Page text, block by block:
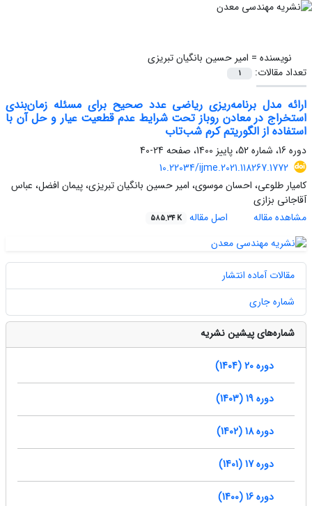
نویسنده = امیر حسین بانگیان تبریزی
تعداد مقالات:
1
ارائه مدل برنامه‌ریزی ریاضی عدد صحیح برای مسئله زمان‌بندی
استخراج در معادن روباز تحت شرایط عدم قطعیت عیار و حل آن با
استفاده از الگوریتم کرم شب‌تاب
دوره 16، شماره 52، پاییز 1400، صفحه
24-40
10.22034/ijme.2021.118267.1772
کامیار طلوعی، احسان موسوی، امیر حسین بانگیان تبریزی، پیمان افضل، عباس
آقاجانی بزازی
مشاهده مقاله
اصل مقاله 585.34 K
مقالات آماده انتشار
شماره جاری
شماره‌های پیشین نشریه
دوره 20 (1404)
دوره 19 (1403)
دوره 18 (1402)
دوره 17 (1401)
دوره 16 (1400)